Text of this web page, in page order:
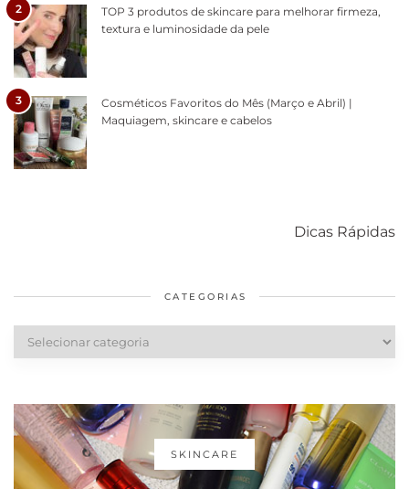
2
TOP 3 produtos de skincare para melhorar firmeza,
textura e luminosidade da pele
3
Cosméticos Favoritos do Mês (Março e Abril) |
Maquiagem, skincare e cabelos
Dicas Rápidas
diários
cabelos
CATEGORIAS
Categorias
SKINCARE